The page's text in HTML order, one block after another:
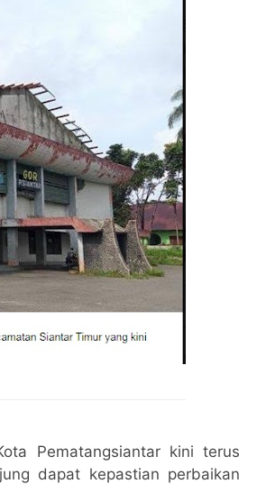
Pematangsiantar kini terus
dapat kepastian perbaikan